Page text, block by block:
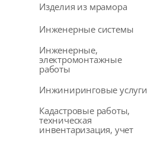
Изделия из мрамора
Инженерные системы
Инженерные,
электромонтажные
работы
Инжиниринговые услуги
Кадастровые работы,
техническая
инвентаризация, учет